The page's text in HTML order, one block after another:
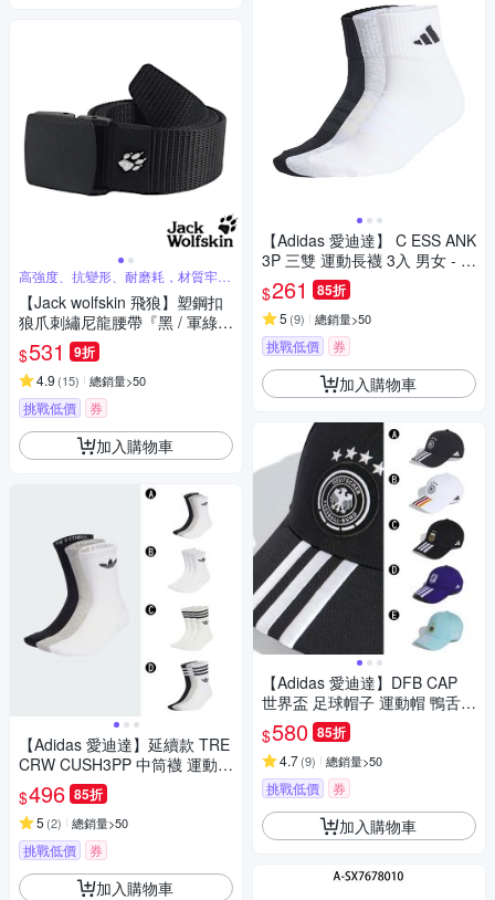
高強度、抗變形、耐磨耗，材質牢固
耐用
【Jack wolfskin 飛狼】塑鋼扣
狼爪刺繡尼龍腰帶『黑 / 軍綠 /
深藍 / 咖啡 / 卡其』
$531 9折
4.9 (15) 總銷量>50
挑戰低價 券
加入購物車
【Adidas 愛迪達】延續款 TRE
CRW CUSH3PP 中筒襪 運動長
襪 3入 三雙 男女 A-IJ5614 B-IJ
5616 精選四款
$496 85折
5 (2) 總銷量>50
挑戰低價 券
加入購物車
【Adidas 愛迪達】 C ESS ANK
3P 三雙 運動長襪 3入 男女 - K
C9631
$261 85折
5 (9) 總銷量>50
挑戰低價 券
加入購物車
【Adidas 愛迪達】DFB CAP
世界盃 足球帽子 運動帽 鴨舌帽
男女 A-IP4088 B-KC6705 C-K
E5950 精選五款
$580 85折
4.7(9) 總銷量>50
挑戰低價 券
加入購物車